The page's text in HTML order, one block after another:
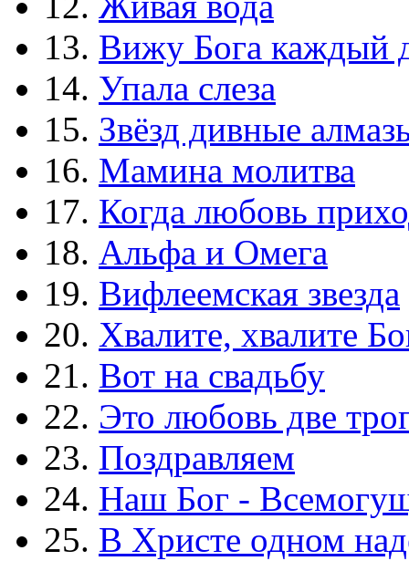
13. Вижу Бога каждый
14. Упала слеза
15. Звёзд дивные
16. Мамина молитва
17. Когда любовь
18. Альфа и Омега
19. Вифлеемская звезда
20. Хвалите, хвалите
21. Вот на свадьбу
22. Это любовь две
23. Поздравляем
24. Наш Бог -
25. В Христе одном